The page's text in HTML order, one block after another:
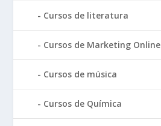
Cursos de literatura
Cursos de Marketing Online
Cursos de música
Cursos de Química